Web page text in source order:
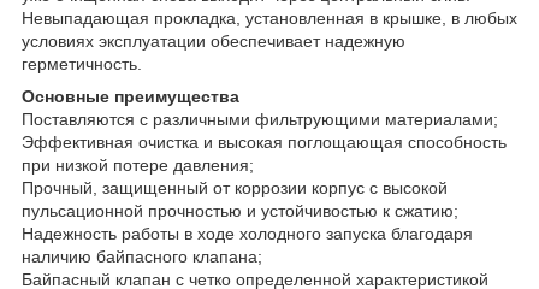
Невыпадающая прокладка, установленная в крышке, в любых
условиях эксплуатации обеспечивает надежную
герметичность.
Основные преимущества
Поставляются с различными фильтрующими материалами;
Эффективная очистка и высокая поглощающая способность
при низкой потере давления;
Прочный, защищенный от коррозии корпус с высокой
пульсационной прочностью и устойчивостью к сжатию;
Надежность работы в ходе холодного запуска благодаря
наличию байпасного клапана;
Байпасный клапан с четко определенной характеристикой